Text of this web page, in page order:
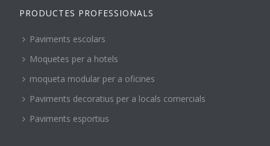
PRODUCTES PROFESSIONALS
Paviments escolars
Moquetes per a hotels
moqueta modular per a oficines
Paviments decoratius per a locals comercials
Paviments esportius